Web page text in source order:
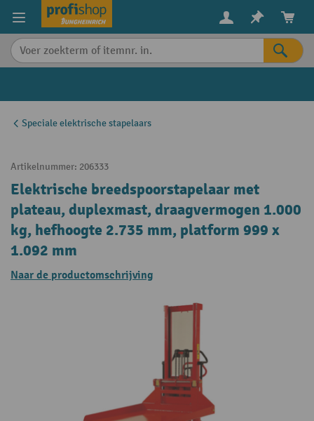
content
Speciale elektrische stapelaars
Artikelnummer: 206333
Elektrische breedspoorstapelaar met
plateau, duplexmast, draagvermogen 1.000
kg, hefhoogte 2.735 mm, platform 999 x
1.092 mm
Naar de productomschrijving